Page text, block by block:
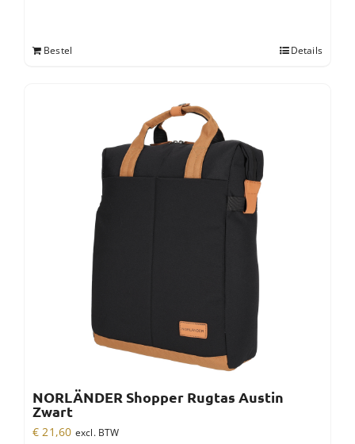
Bestel Details
NORLÄNDER Shopper Rugtas Austin
Zwart
€ 21,60 excl. BTW